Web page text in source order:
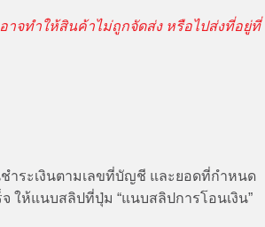
าจทำให้สินค้าไม่ถูกจัดส่ง หรือไปส่งที่อยู่ที่
ำระเงินตามเลขที่บัญชี และยอดที่กำหนด
จ ให้แนบสลิปที่ปุ่ม “แนบสลิปการโอนเงิน”